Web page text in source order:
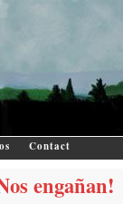
Contact
engañan!